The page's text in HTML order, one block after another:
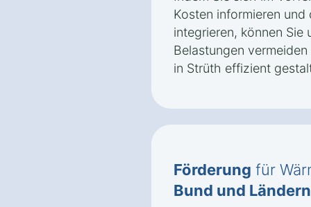
Kosten informieren und
integrieren, können Sie
Belastungen
in Strüth effizient
Förderung für
Bund und Ländern